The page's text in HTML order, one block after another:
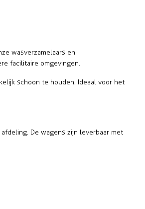
wasverzamelaars en
facilitaire omgevingen.
schoon te houden. Ideaal voor het
De wagens zijn leverbaar met